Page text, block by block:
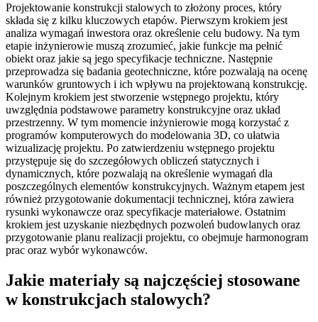
Projektowanie konstrukcji stalowych to złożony proces, który
składa się z kilku kluczowych etapów. Pierwszym krokiem jest
analiza wymagań inwestora oraz określenie celu budowy. Na tym
etapie inżynierowie muszą zrozumieć, jakie funkcje ma pełnić
obiekt oraz jakie są jego specyfikacje techniczne. Następnie
przeprowadza się badania geotechniczne, które pozwalają na ocenę
warunków gruntowych i ich wpływu na projektowaną konstrukcję.
Kolejnym krokiem jest stworzenie wstępnego projektu, który
uwzględnia podstawowe parametry konstrukcyjne oraz układ
przestrzenny. W tym momencie inżynierowie mogą korzystać z
programów komputerowych do modelowania 3D, co ułatwia
wizualizację projektu. Po zatwierdzeniu wstępnego projektu
przystępuje się do szczegółowych obliczeń statycznych i
dynamicznych, które pozwalają na określenie wymagań dla
poszczególnych elementów konstrukcyjnych. Ważnym etapem jest
również przygotowanie dokumentacji technicznej, która zawiera
rysunki wykonawcze oraz specyfikacje materiałowe. Ostatnim
krokiem jest uzyskanie niezbędnych pozwoleń budowlanych oraz
przygotowanie planu realizacji projektu, co obejmuje harmonogram
prac oraz wybór wykonawców.
Jakie materiały są najczęściej stosowane
w konstrukcjach stalowych?